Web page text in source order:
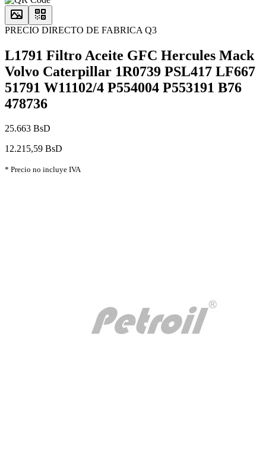
PRECIO DIRECTO DE FABRICA Q3
L1791 Filtro Aceite GFC Hercules Mack
Volvo Caterpillar 1R0739 PSL417 LF667
51791 W11102/4 P554004 P553191 B76
478736
25.663 BsD
12.215,59 BsD
* Precio no incluye IVA